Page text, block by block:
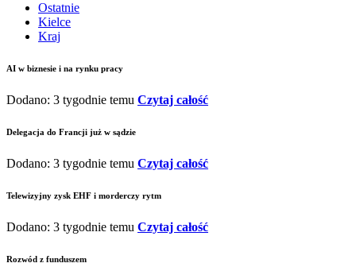
Ostatnie
Kielce
Kraj
AI w biznesie i na rynku pracy
Dodano: 3 tygodnie temu Czytaj całość
Delegacja do Francji już w sądzie
Dodano: 3 tygodnie temu Czytaj całość
Telewizyjny zysk EHF i morderczy rytm
Dodano: 3 tygodnie temu Czytaj całość
Rozwód z funduszem